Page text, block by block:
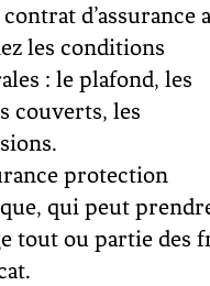
d’assurance
les conditions
: le plafond, les
couverts, les
protection
qui peut
tout ou partie des